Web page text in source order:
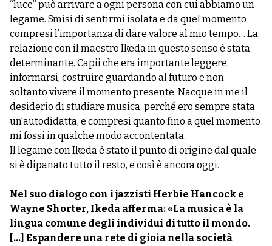
“luce” può arrivare a ogni persona con cui abbiamo un
legame. Smisi di sentirmi isolata e da quel momento
compresi l’importanza di dare valore al mio tempo… La
relazione con il maestro Ikeda in questo senso è stata
determinante. Capii che era importante leggere,
informarsi, costruire guardando al futuro e non
soltanto vivere il momento presente. Nacque in me il
desiderio di studiare musica, perché ero sempre stata
un’autodidatta, e compresi quanto fino a quel momento
mi fossi in qualche modo accontentata.
Il legame con Ikeda è stato il punto di origine dal quale
si è dipanato tutto il resto, e così è ancora oggi.
Nel suo dialogo con i jazzisti Herbie Hancock e
Wayne Shorter, Ikeda afferma: «La musica è la
lingua comune degli individui di tutto il mondo.
[…] Espandere una rete di gioia nella società